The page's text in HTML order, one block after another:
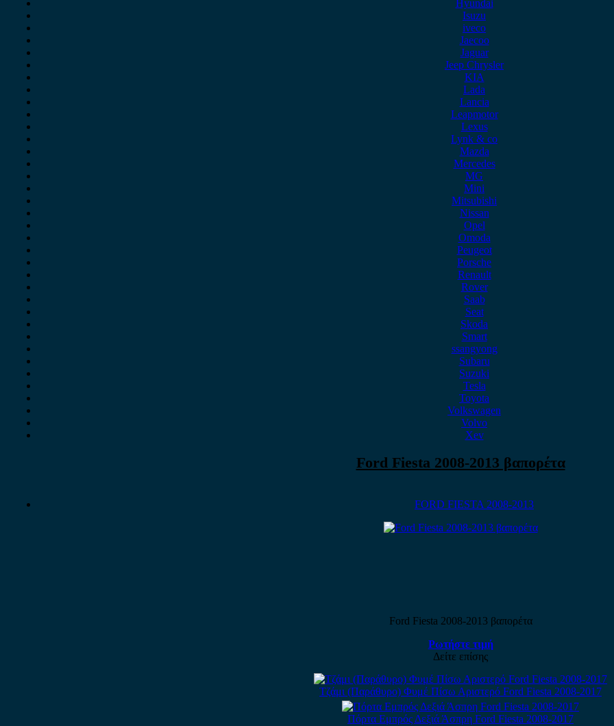
Hyundai
Isuzu
iveco
Jaecoo
Jaguar
Jeep Chrysler
KIA
Lada
Lancia
Leapmotor
Lexus
Lynk & co
Mazda
Mercedes
MG
Mini
Mitsubishi
Nissan
Opel
Omoda
Peugeot
Porsche
Renault
Rover
Saab
Seat
Skoda
Smart
ssangyong
Subaru
Suzuki
Tesla
Toyota
Volkswagen
Volvo
Xev
Ford Fiesta 2008-2013 βαπορέτα
FORD FIESTA 2008-2013
Ford Fiesta 2008-2013 βαπορέτα
Ρωτήστε τιμή
Δείτε επίσης
Τζάμι (Παράθυρο) Φυμέ Πίσω Αριστερό Ford Fiesta 2008-2017
Πόρτα Εμπρός Δεξιά Άσπρη Ford Fiesta 2008-2017